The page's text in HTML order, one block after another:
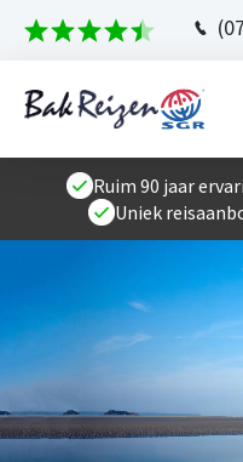
Ruim 90 jaar
Uniek